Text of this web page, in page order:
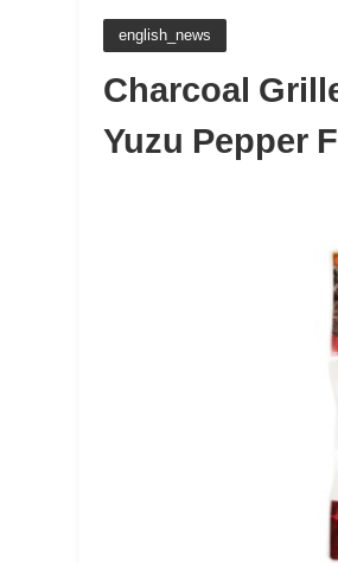
english_news
Charcoal
Yuzu Pepper